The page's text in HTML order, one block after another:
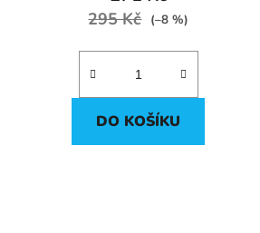
295 Kč (–8 %)
DO KOŠÍKU